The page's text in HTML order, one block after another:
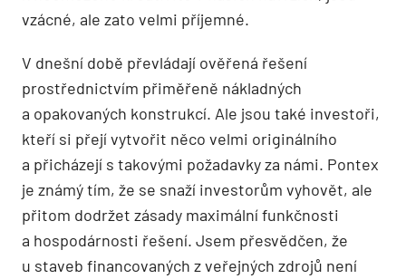
vzácné, ale zato velmi příjemné.
V dnešní době převládají ověřená řešení
prostřednictvím přiměřeně nákladných
a opakovaných konstrukcí. Ale jsou také investoři,
kteří si přejí vytvořit něco velmi originálního
a přicházejí s takovými požadavky za námi. Pontex
je známý tím, že se snaží investorům vyhovět, ale
přitom dodržet zásady maximální funkčnosti
a hospodárnosti řešení. Jsem přesvědčen, že
u staveb financovaných z veřejných zdrojů není